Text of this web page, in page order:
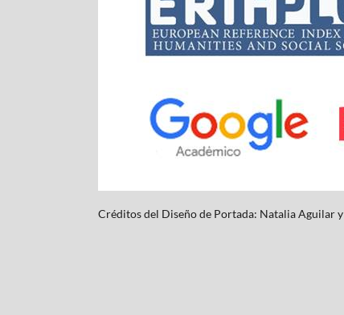
Créditos del Diseño de Portada: Natalia Aguilar y